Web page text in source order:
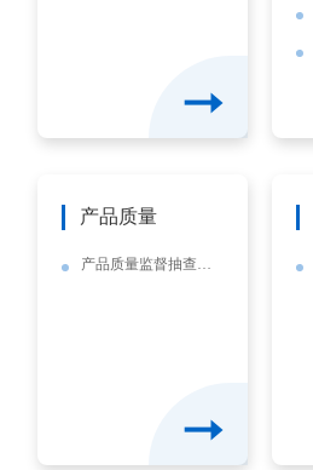
产品质量
产品质量监督抽查信息查询